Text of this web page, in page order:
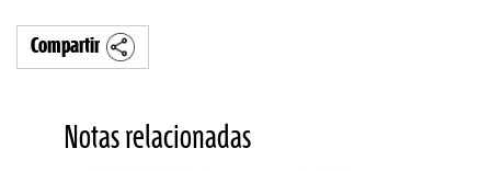
Compartir
Notas relacionadas